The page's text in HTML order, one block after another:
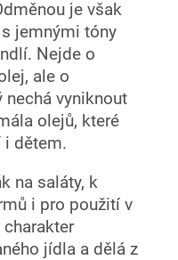
je však
jemnými tóny
Nejde o
ale o
nechá vyniknout
olejů, které
i dětem.
na saláty, k
i pro použití v
jídla a dělá z